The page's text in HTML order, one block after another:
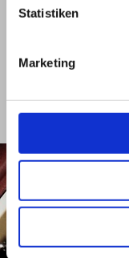
Statistiken
Marketing